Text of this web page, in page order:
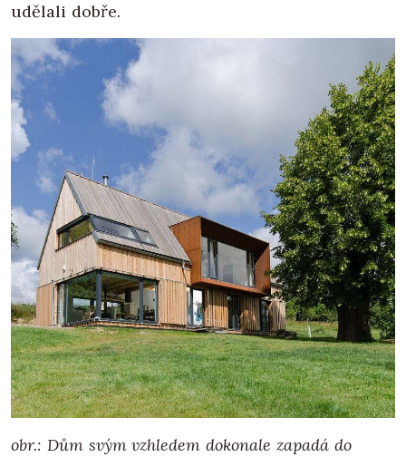
udělali dobře.
obr.: Dům svým vzhledem dokonale zapadá do